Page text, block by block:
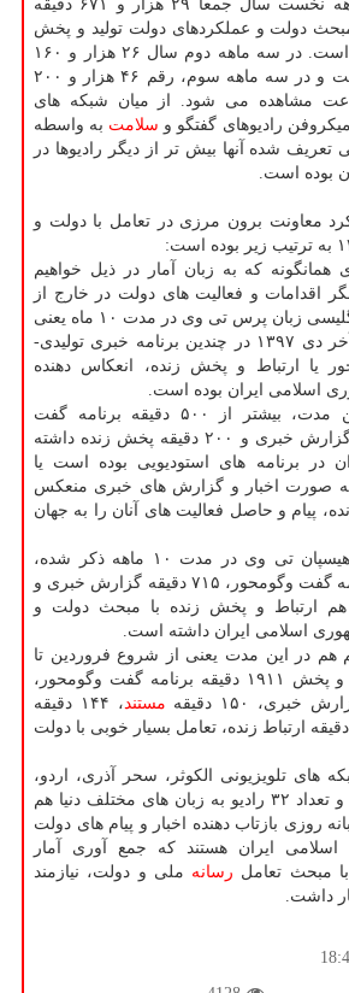
بوده است. در سه ماهه نخست سال جمعاً ۲۹ هزار و ۶۷۱ دقیقه
با مبحث دولت و عملكردهای دولت تولید و پخش
برنامه رادیویی داشته است. در سه ماهه دوم سال ۲۶ هزار و ۱۶۰
دقیقه معادل ۴۳۶ ساعت و در سه ماهه سوم، رقم ۴۶ هزار و ۲۰۰
معادل ۷۷۰ ساعت مشاهده می شود. از میان شبكه های
رادیوهای گفتگو و سلامت به واسطه
شده آنها بیش تر از دیگر رادیوها در
بوده است.
معاونت برون مرزی در تعامل با دولت و
كه به زبان آمار در ذیل خواهیم
اقدامات و فعالیت های دولت در خارج از
مرزها هستند. شبكه انگلیسی زبان پرس تی وی در مدت ۱۰ ماه یعنی
از شروع فروردین تا آخر دی ۱۳۹۷ در چندین برنامه خبری تولیدی-
یا ارتباط و پخش زنده، انعكاس دهنده
اسلامی ایران بوده است.
به عبارت بهتر در این مدت، بیشتر از ۵۰۰ دقیقه برنامه گفت
وگومحور، ۸۵۰ دقیقه گزارش خبری و ۲۰۰ دقیقه پخش زنده داشته
در برنامه های استودیویی بوده است یا
به صورت اخبار و گزارش های خبری منعكس
پیام و حاصل فعالیت های آنان را به جهان
شبكه اسپانیایی زبان هیسپان تی وی در مدت ۱۰ ماهه ذكر شده،
معادل ۳۵۰ دقیقه برنامه گفت وگومحور، ۷۱۵ دقیقه گزارش خبری و
۱۵۵ دقیقه هم ارتباط و پخش زنده با مبحث دولت و
اسلامی ایران داشته است.
هم در این مدت یعنی از شروع فروردین تا
آخر دی ۱۳۹۷ با تولید و پخش ۱۹۱۱ دقیقه برنامه گفت وگومحور،
مستند
، ۱۴۴ دقیقه
برنامه تركیبی و ۱۴۵۵ دقیقه ارتباط زنده، تعامل بسیار خوبی با دولت
های تلویزیونی الكوثر، سحر آذری، اردو،
بالكان، كردی، فرانسه و تعداد ۳۲ رادیو به زبان های مختلف دنیا هم
روزی بازتاب دهنده اخبار و پیام های دولت
اسلامی ایران هستند كه جمع آوری آمار
مبحث تعامل رسانه ملی و دولت، نیازمند
داشت.